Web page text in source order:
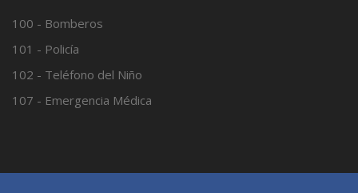
100 - Bomberos
101 - Policía
102 - Teléfono del Niño
107 - Emergencia Médica